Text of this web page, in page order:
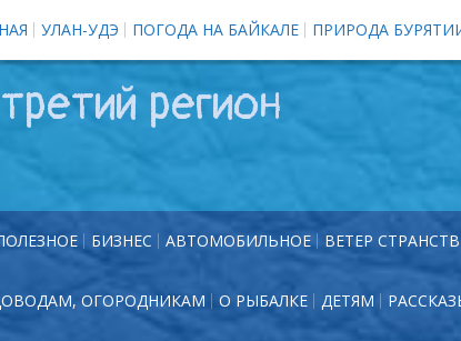
УЛАН-УДЭ ПОГОДА НА БАЙКАЛЕ ПРИРОДА
регион
БИЗНЕС АВТОМОБИЛЬНОЕ ВЕТЕР
ОГОРОДНИКАМ О РЫБАЛКЕ ДЕТЯМ